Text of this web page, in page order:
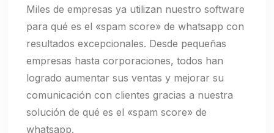
Miles de empresas ya utilizan nuestro software
para qué es el «spam score» de whatsapp con
resultados excepcionales. Desde pequeñas
empresas hasta corporaciones, todos han
logrado aumentar sus ventas y mejorar su
comunicación con clientes gracias a nuestra
solución de qué es el «spam score» de
whatsapp.